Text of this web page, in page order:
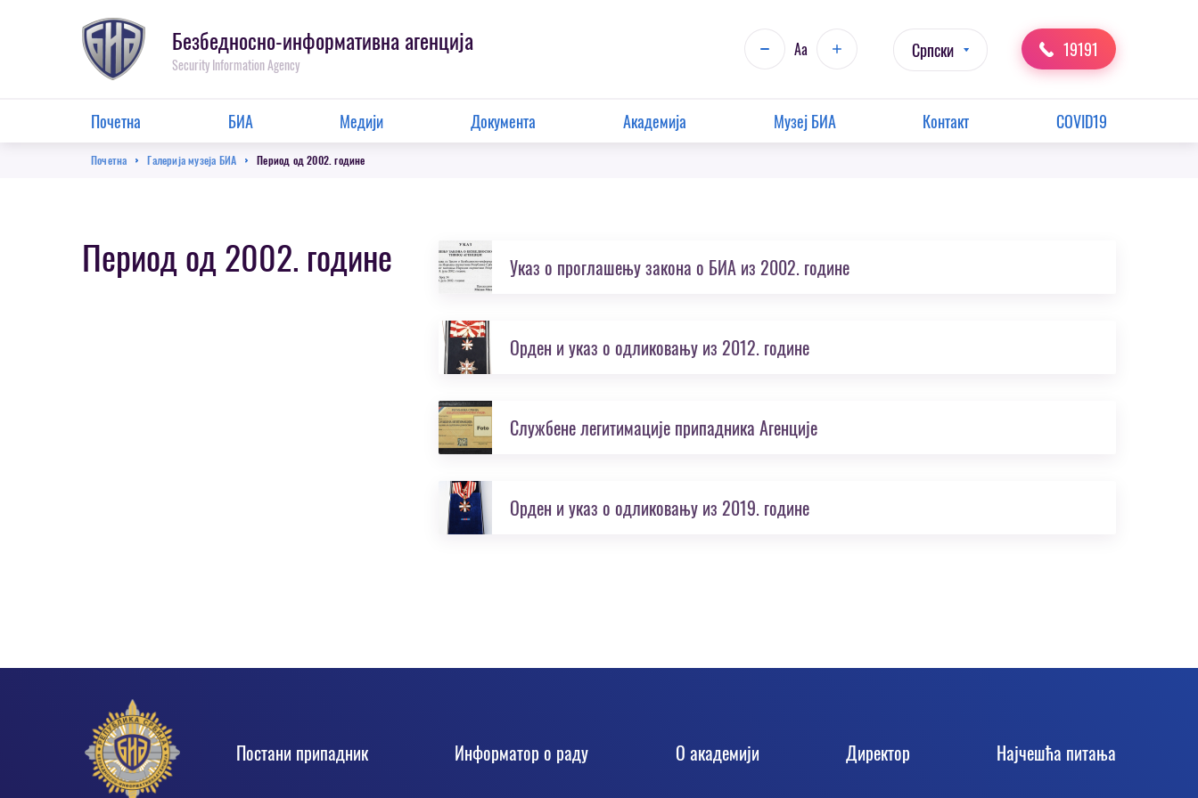
Безбедносно-информативна агенција
Security Information Agency
Aa Српски 19191
Main
Menu
Почетна БИА Медији Документа Академија Музеј БИА Контакт COVID19
Breadcrumb
Почетна Галерија музеја БИА Период од 2002. године
Период од 2002. године Указ о проглашењу закона о БИА из 2002. године
Орден и указ о одликовању из 2012. године
Службене легитимације припадника Агенције
Орден и указ о одликовању из 2019. године
Footer
Постани припадник Информатор о раду О академији Директор Најчешћа питања